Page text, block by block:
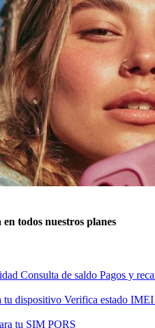
todos nuestros planes
Consulta de saldo Pagos y
tu dispositivo Verifica estado
tu SIM PQRS